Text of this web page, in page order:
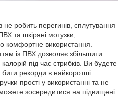
не робить перегинів, сплутування
та шкіряні мотузки,
комфортне використання.
із ПВХ дозволяє збільшити
під час стрибків. Ви будете
бити рекорди в найкоротші
прості у використанні та не
зосередитися на підвищені